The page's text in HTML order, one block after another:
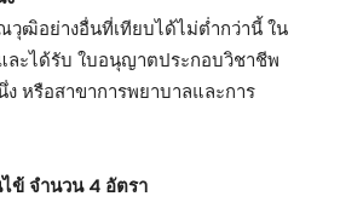
ฒิอย่างอื่นที่เทียบได้ไม่ต่ำกว่านี้ ใน
ละได้รับ ใบอนุญาตประกอบวิชาชีพ
หรือสาขาการพยาบาลและการ
ข้ จำนวน 4 อัตรา